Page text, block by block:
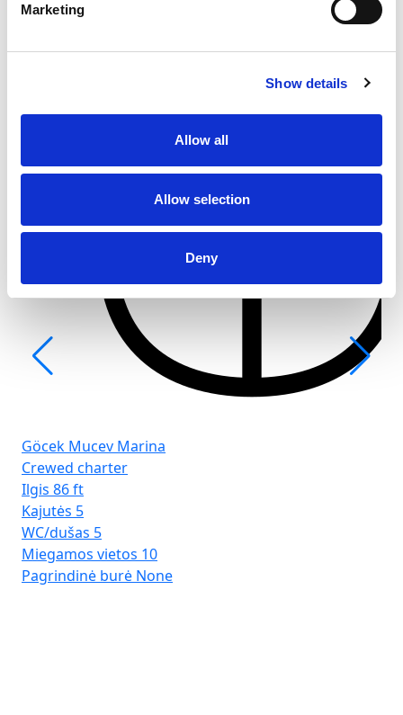
Marketing
Show details
Allow all
Allow selection
Deny
Göcek Mucev Marina
Crewed charter
Ilgis 86 ft
Kajutės 5
WC/dušas 5
Miegamos vietos 10
Pagrindinė burė None